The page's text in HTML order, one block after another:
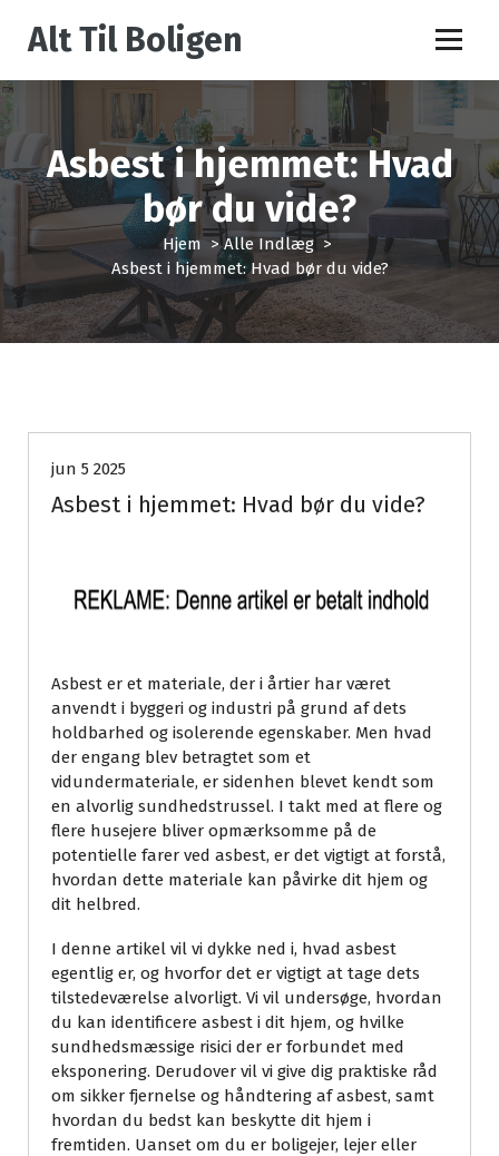
e
e
i
n
d
h
o
Alt Til Boligen
Asbest i hjemmet: Hvad
bør du vide?
Hjem >Alle Indlæg>
Asbest i hjemmet: Hvad bør du vide?
jun 5 2025
Asbest i hjemmet: Hvad bør du vide?
Asbest er et materiale, der i årtier har været
anvendt i byggeri og industri på grund af dets
holdbarhed og isolerende egenskaber. Men hvad
der engang blev betragtet som et
vidundermateriale, er sidenhen blevet kendt som
en alvorlig sundhedstrussel. I takt med at flere og
flere husejere bliver opmærksomme på de
potentielle farer ved asbest, er det vigtigt at forstå,
hvordan dette materiale kan påvirke dit hjem og
dit helbred.
I denne artikel vil vi dykke ned i, hvad asbest
egentlig er, og hvorfor det er vigtigt at tage dets
tilstedeværelse alvorligt. Vi vil undersøge, hvordan
du kan identificere asbest i dit hjem, og hvilke
sundhedsmæssige risici der er forbundet med
eksponering. Derudover vil vi give dig praktiske råd
om sikker fjernelse og håndtering af asbest, samt
hvordan du bedst kan beskytte dit hjem i
fremtiden. Uanset om du er boligejer, lejer eller